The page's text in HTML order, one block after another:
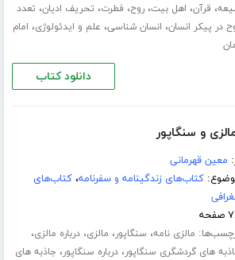
، قرآن، اهل بیت،روح، فطرت، تحریف ادیان، تعدد
در پیکر انسان، انسان شناسی، علم و ایدئولوژی، امام
دانلود کتاب
و سنگاپور
معین قهرمانی
کتاب‌های زندگینامه و سفرنامه،کتاب‌های
مالزی نامه، سنگاپور، مالزی،درباره مالزی،
های گردشگری سنگاپور،درباره سنگاپور، جاذبه های